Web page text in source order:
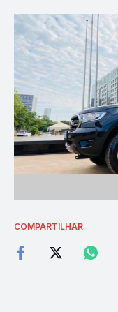
COMPARTILHAR